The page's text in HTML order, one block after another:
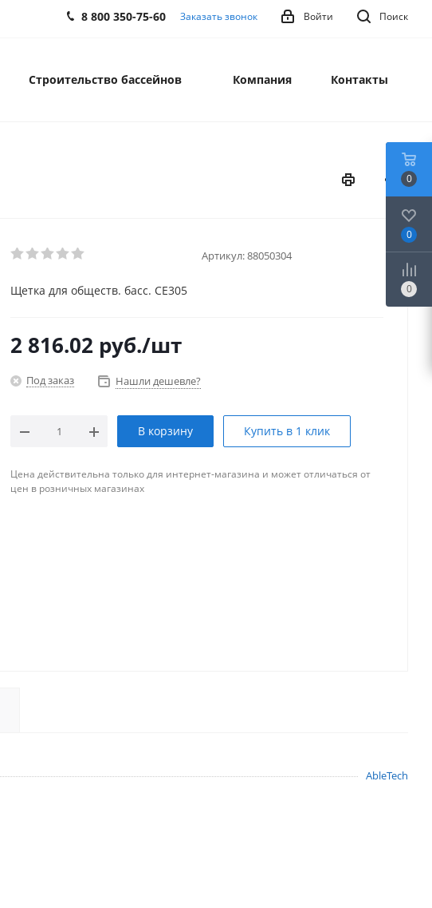
Поиск
Войти
8 800 350-75-60 Заказать звонок
Строительство бассейнов Компания Контакты
Артикул:88050304
Щетка для обществ. басс. CE305
2 816.02 руб./шт
Под заказ Нашли дешевле?
В корзину Купить в 1 клик
Цена действительна только для интернет-магазина и может отличаться от
цен в розничных магазинах
AbleTech
0
0
0